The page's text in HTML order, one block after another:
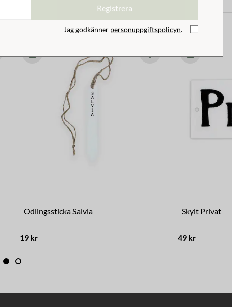
Odlingssticka Salvia
19 kr
Skylt Privat
49 kr
Registrera
Jag godkänner personuppgiftspolicyn.